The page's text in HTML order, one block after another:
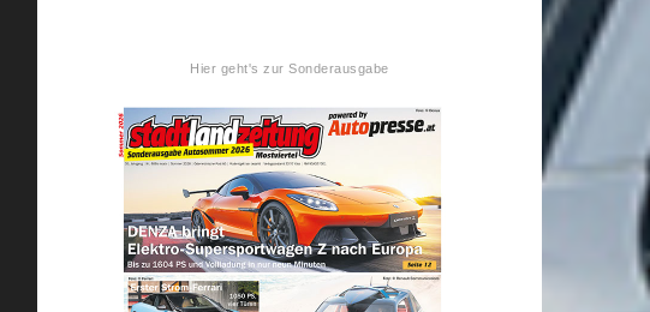
Hier geht's zur Sonderausgabe